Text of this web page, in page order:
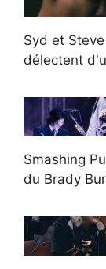
Syd et
délectent
Smashing
du Brady